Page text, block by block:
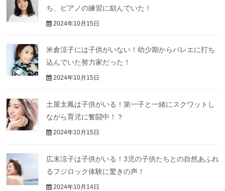
ち、ピアノの練習に励んでいた！
2024年10月15日
米倉涼子には子供がいない！幼少期からバレエに打ち
込んでいた努力家だった！
2024年10月15日
土屋太鳳は子供がいる！第一子と一緒にスクワットし
ながら育児に奮闘中！？
2024年10月15日
広末涼子は子供がいる！3児の子供たちとの自然あふれ
るフジロック体験に驚きの声！
2024年10月14日